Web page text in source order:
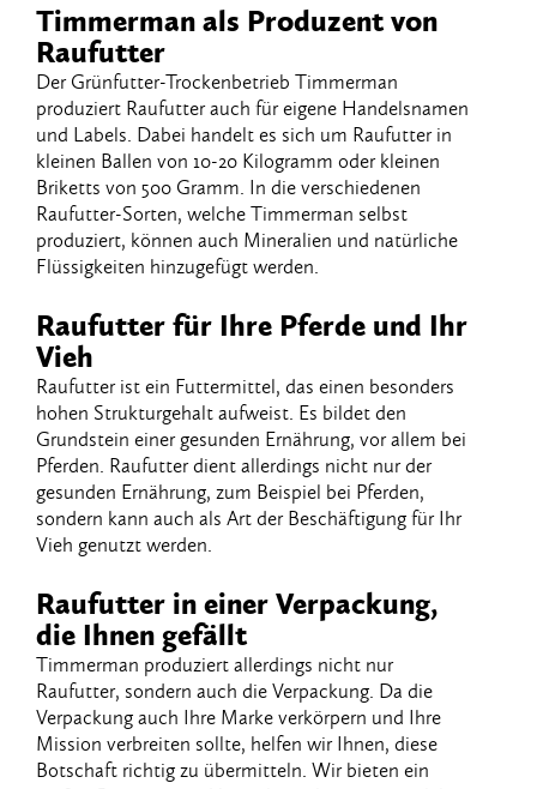
Timmerman​ ​als​ ​Produzent​ ​von​ ​
Raufutter
Der​ ​Grünfutter-Trockenbetrieb​ ​Timmerman​ ​
produziert​ ​Raufutter​ ​auch​ ​für​ ​eigene Handelsnamen​
​und​ ​Labels.​ ​Dabei​ ​handelt​ ​es​ ​sich​ ​um​ ​Raufutter​ ​in​ ​
kleinen​ ​Ballen​ ​von​ ​10-20 Kilogramm​ ​oder​ ​kleinen​ ​
Briketts​ ​von​ ​500​ ​Gramm.​ ​In​ ​die​ ​verschiedenen​ ​
Raufutter-Sorten, welche​ ​Timmerman​ ​selbst​ ​
produziert,​ ​können​ ​auch​ ​Mineralien​ ​und​ ​natürliche​ ​
Flüssigkeiten hinzugefügt​ ​werden.
Raufutter​ ​für​ ​Ihre​ ​Pferde​ ​und​ ​Ihr​
​Vieh
Raufutter​ ​ist​ ​ein​ ​Futtermittel,​ ​das​ ​einen​ ​besonders​ ​
hohen​ ​Strukturgehalt​ ​aufweist.​ ​Es​ ​bildet den​ ​
Grundstein​ ​einer​ ​gesunden​ ​Ernährung,​ ​vor​ ​allem​ ​bei​ ​
Pferden.​ ​Raufutter​ ​dient​ ​allerdings nicht​ ​nur​ ​der​ ​
gesunden​ ​Ernährung,​ ​zum​ ​Beispiel​ ​bei​ ​Pferden,​ ​
sondern​ ​kann​ ​auch​ ​als​ ​Art​ ​der Beschäftigung​ ​für​ ​Ihr​ ​
Vieh​ ​genutzt​ ​werden.
Raufutter​ ​in​ ​einer​ ​Verpackung,​ ​
die​ ​Ihnen​ ​gefällt
Timmerman​ ​produziert​ ​allerdings​ ​nicht​ ​nur​ ​
Raufutter,​ ​sondern​ ​auch​ ​die​ ​Verpackung.​ ​Da​ ​die
Verpackung​ ​auch​ ​Ihre​ ​Marke​ ​verkörpern​ ​und​ ​Ihre​ ​
Mission​ ​verbreiten​ ​sollte,​ ​helfen​ ​wir​ ​Ihnen, diese​ ​
Botschaft​ ​richtig​ ​zu​ ​übermitteln.​ ​Wir​ ​bieten​ ​ein​ ​